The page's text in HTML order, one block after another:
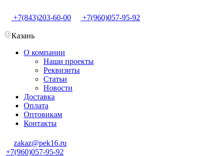
+7(843)203-60-00 +7(960)057-95-92
Казань
О компании
Наши проекты
Реквизиты
Статьи
Новости
Доставка
Оплата
Оптовикам
Контакты
zakaz@pek16.ru
+7(960)057-95-92